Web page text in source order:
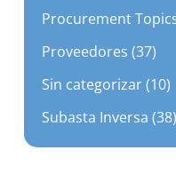
Proveedores (37)
Sin categorizar (10)
Subasta Inversa (38)